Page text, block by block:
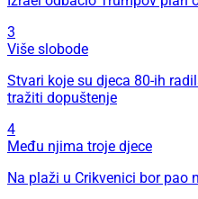
3
Više slobode
Stvari koje su djeca 80-ih
tražiti dopuštenje
4
Među njima troje djece
Na plaži u Crikvenici bor pao